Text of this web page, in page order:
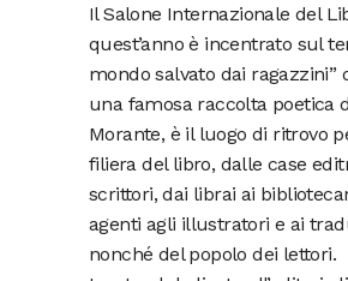
Il Salone Internazionale del
quest’anno è incentrato sul
mondo salvato dai ragazzini”
una famosa raccolta poetica
Morante, è il luogo di ritrovo
filiera del libro, dalle case
scrittori, dai librai ai
agenti agli illustratori e ai
nonché del popolo dei lettori.